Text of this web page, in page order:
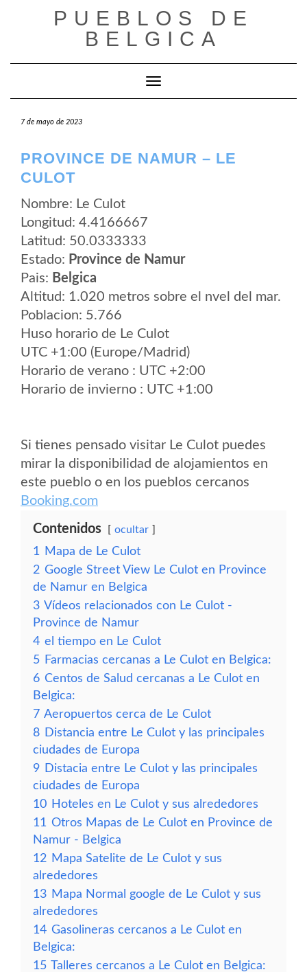
PUEBLOS DE
BELGICA
Cambiar modo de navegación
7 de mayo de 2023
PROVINCE DE NAMUR – LE
CULOT
Nombre: Le Culot
Longitud: 4.4166667
Latitud: 50.0333333
Estado: Province de Namur
Pais: Belgica
Altitud: 1.020 metros sobre el nvel del mar.
Poblacion: 5.766
Huso horario de Le Culot
UTC +1:00 (Europe/Madrid)
Horario de verano : UTC +2:00
Horario de invierno : UTC +1:00
Si tienes pensado visitar Le Culot puedes
mirar la disponibilidad de alojamientos en
este pueblo o en los pueblos cercanos
Booking.com
Contenidos ocultar
1
Mapa de Le Culot
2 Google Street View Le Culot en Province
de Namur en Belgica
3 Vídeos relacionados con Le Culot -
Province de Namur
4 el tiempo en Le Culot
5 Farmacias cercanas a Le Culot en Belgica:
6 Centos de Salud cercanas a Le Culot en
Belgica:
7 Aeropuertos cerca de Le Culot
8 Distancia entre Le Culot y las principales
ciudades de Europa
9 Distacia entre Le Culot y las principales
ciudades de Europa
10 Hoteles en Le Culot y sus alrededores
11 Otros Mapas de Le Culot en Province de
Namur - Belgica
12 Mapa Satelite de Le Culot y sus
alrededores
13 Mapa Normal google de Le Culot y sus
alrededores
14 Gasolineras cercanos a Le Culot en
Belgica:
15 Talleres cercanos a Le Culot en Belgica: